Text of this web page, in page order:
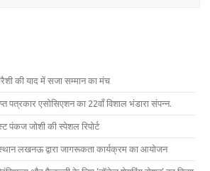
की याद में सजा सम्मान का मंच
पत्रकार एसोसिएशन का 22वाँ विशाल भंडारा संपन्न.
पंकज जोशी की स्पेशल रिपोर्ट
लखनऊ द्वारा जागरूकता कार्यक्रम का आयोजन